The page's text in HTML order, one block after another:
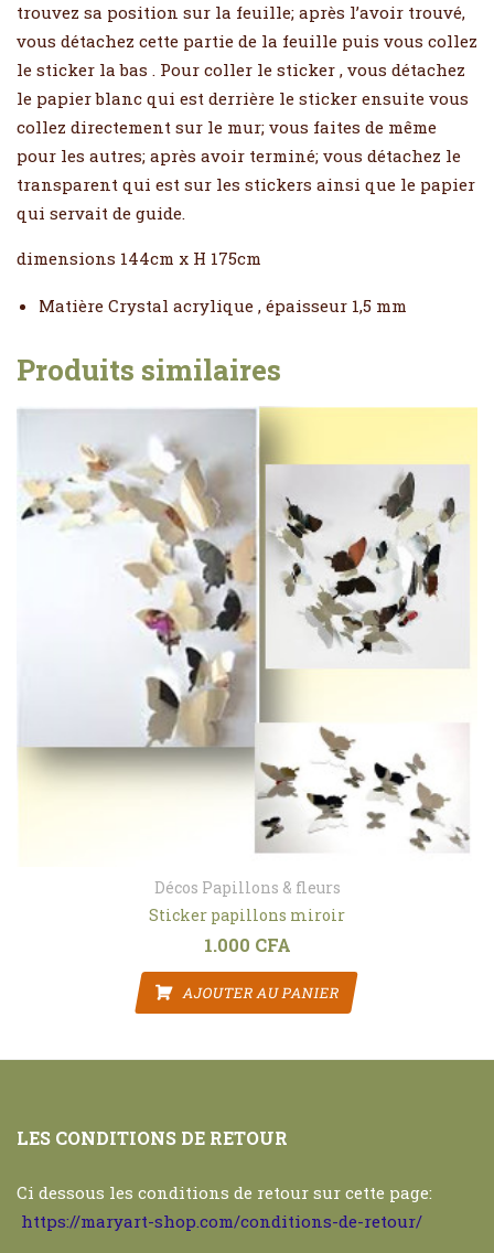
trouvez sa position sur la feuille; après l’avoir trouvé,
vous détachez cette partie de la feuille puis vous collez
le sticker la bas . Pour coller le sticker , vous détachez
le papier blanc qui est derrière le sticker ensuite vous
collez directement sur le mur; vous faites de même
pour les autres; après avoir terminé; vous détachez le
transparent qui est sur les stickers ainsi que le papier
qui servait de guide.
dimensions 144cm x H 175cm
Matière Crystal acrylique , épaisseur 1,5 mm
Produits similaires
Décos Papillons & fleurs
Sticker papillons miroir
1.000 CFA
AJOUTER AU PANIER
LES CONDITIONS DE RETOUR
Ci dessous les conditions de retour sur cette page:
https://maryart-shop.com/conditions-de-retour/